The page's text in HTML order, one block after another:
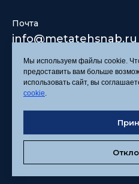
Почта
info@metatehsnab.ru
Мы используем файлы cookie.
предоставить вам больше
использовать сайт, вы
cookie.